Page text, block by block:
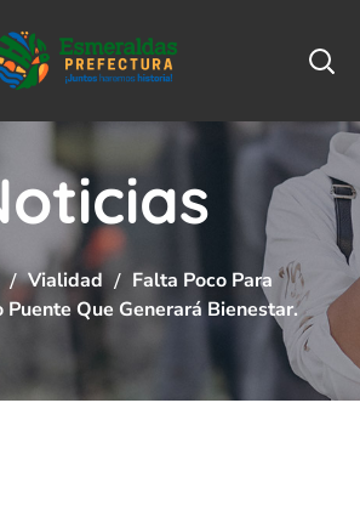
Vialidad
Falta Poco Para
Puente Que Generará Bienestar.